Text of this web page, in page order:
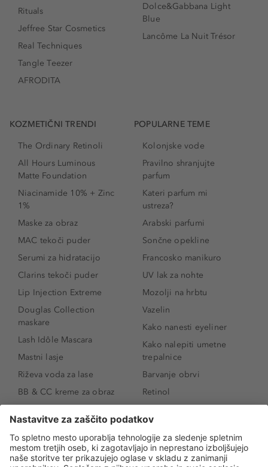
Rituals
Jeffree Star Cosmetics
Real Techniques
Tangle Teezer
AFRODITA
Dolce&Gabbana Light
Blue
Lancôme La Nuit Trésor
KOZMETIČNI TRENDI
The Ordinary Retinoli
All Hours Luminous
Matte Foundation
Niacinamide 10% + Zinc
1%
Maske za obraz
MAC tekoči puder
Serumi za hidratacijo
Clarins tekoči puder
Lip Injection Extreme
Douglas Collection
maskare
Lash Idôle Mascara
Mastni lasje
Riževa voda za lase
BB & CC kreme za obraz
SPF 30
Senčila za oči
Tekoči puder
POPULARNE TEME
Kolonjske vode
Pravilno shranjujte
parfum
Kateri parfum mi
ustreza?
Arabski parfumi
Sončne opekline
Francosko manikuro
UV lak za nohte
Mozolji na hrbtu
Vazelin
Kako nanesti eyeliner
Kako nalepiti umetne
trepalnice
Barvanje obrvi
Retinol
Niacinamid
Rozacea